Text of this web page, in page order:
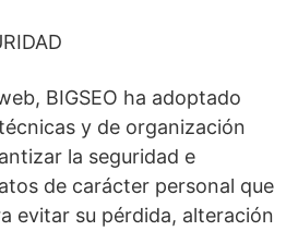
BIGSEO ha adoptado
y de organización
la seguridad e
de carácter personal que
evitar su pérdida, alteración